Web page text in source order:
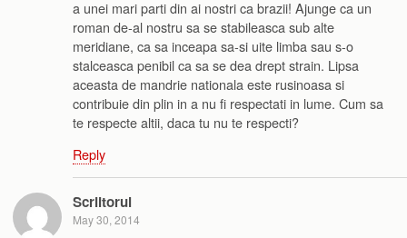
a unei mari parti din ai nostri ca brazii! Ajunge ca un
roman de-al nostru sa se stabileasca sub alte
meridiane, ca sa inceapa sa-si uite limba sau s-o
stalceasca penibil ca sa se dea drept strain. Lipsa
aceasta de mandrie nationala este rusinoasa si
contribuie din plin in a nu fi respectati in lume. Cum sa
te respecte altii, daca tu nu te respecti?
Reply
Scriitorul
May 30, 2014